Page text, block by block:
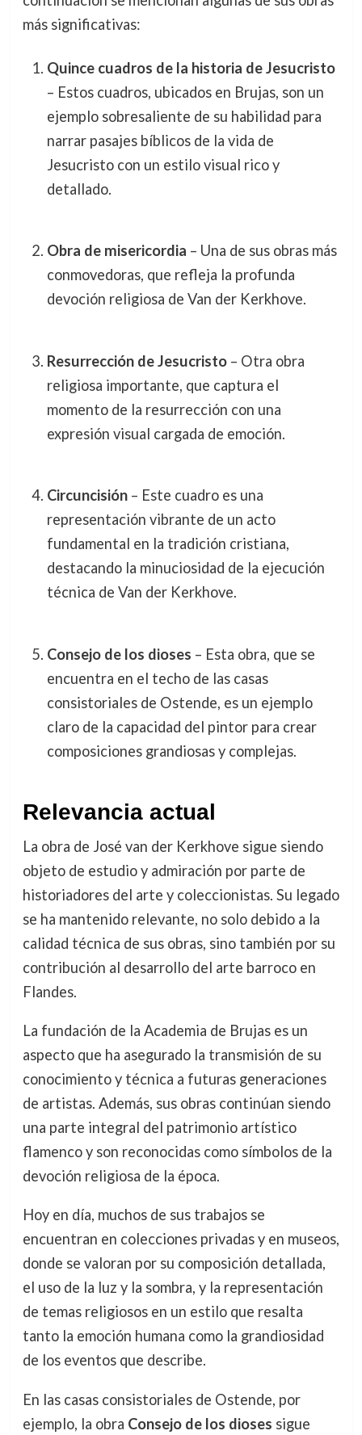
más significativas:
Quince cuadros de la historia de Jesucristo
– Estos cuadros, ubicados en Brujas, son un
ejemplo sobresaliente de su habilidad para
narrar pasajes bíblicos de la vida de
Jesucristo con un estilo visual rico y
detallado.
Obra de misericordia – Una de sus obras más
conmovedoras, que refleja la profunda
devoción religiosa de Van der Kerkhove.
Resurrección de Jesucristo– Otra obra
religiosa importante, que captura el
momento de la resurrección con una
expresión visual cargada de emoción.
Circuncisión– Este cuadro es una
representación vibrante de un acto
fundamental en la tradición cristiana,
destacando la minuciosidad de la ejecución
técnica de Van der Kerkhove.
Consejo de los dioses – Esta obra, que se
encuentra en el techo de las casas
consistoriales de Ostende, es un ejemplo
claro de la capacidad del pintor para crear
composiciones grandiosas y complejas.
Relevancia actual
La obra de José van der Kerkhove sigue siendo
objeto de estudio y admiración por parte de
historiadores del arte y coleccionistas. Su legado
se ha mantenido relevante, no solo debido a la
calidad técnica de sus obras, sino también por su
contribución al desarrollo del arte barroco en
Flandes.
La fundación de la Academia de Brujas es un
aspecto que ha asegurado la transmisión de su
conocimiento y técnica a futuras generaciones
de artistas. Además, sus obras continúan siendo
una parte integral del patrimonio artístico
flamenco y son reconocidas como símbolos de la
devoción religiosa de la época.
Hoy en día, muchos de sus trabajos se
encuentran en colecciones privadas y en museos,
donde se valoran por su composición detallada,
el uso de la luz y la sombra, y la representación
de temas religiosos en un estilo que resalta
tanto la emoción humana como la grandiosidad
de los eventos que describe.
En las casas consistoriales de Ostende, por
ejemplo, la obra Consejo de los dioses sigue